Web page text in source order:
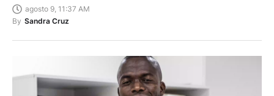
agosto 9, 11:37 AM
By Sandra Cruz